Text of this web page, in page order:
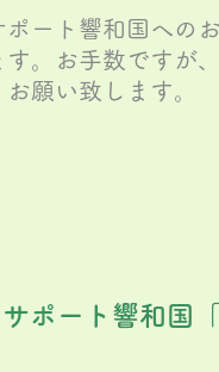
ポート響和国への
す。お手数ですが
願い致します。
ポート響和国